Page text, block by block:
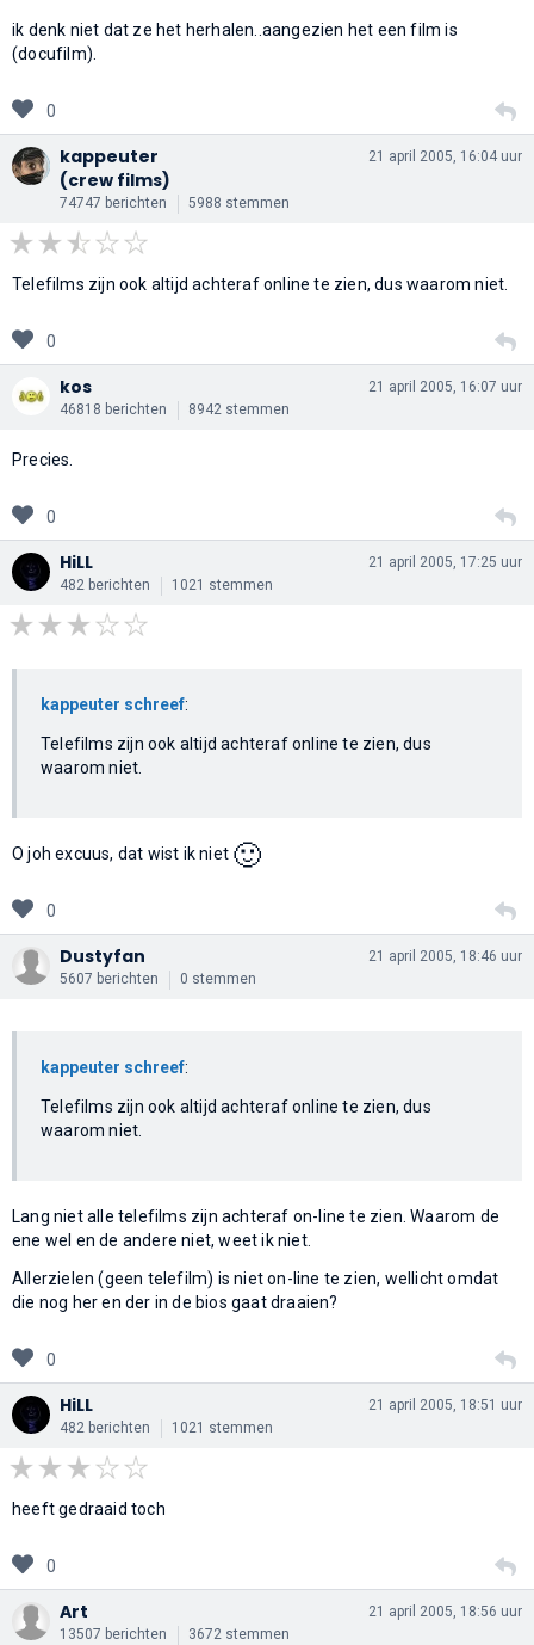
ik denk niet dat ze het herhalen..aangezien het een film is
(docufilm).
0
kappeuter
(crew films)
74747 berichten 5988 stemmen
21 april 2005, 16:04 uur
Telefilms zijn ook altijd achteraf online te zien, dus waarom niet.
0
kos
46818 berichten 8942 stemmen
21 april 2005, 16:07 uur
Precies.
0
HiLL
482 berichten 1021 stemmen
21 april 2005, 17:25 uur
kappeuter schreef:
Telefilms zijn ook altijd achteraf online te zien, dus
waarom niet.
O joh excuus, dat wist ik niet 🙂
0
Dustyfan
5607 berichten 0 stemmen
21 april 2005, 18:46 uur
kappeuter schreef:
Telefilms zijn ook altijd achteraf online te zien, dus
waarom niet.
Lang niet alle telefilms zijn achteraf on-line te zien. Waarom de
ene wel en de andere niet, weet ik niet.
Allerzielen (geen telefilm) is niet on-line te zien, wellicht omdat
die nog her en der in de bios gaat draaien?
0
HiLL
482 berichten 1021 stemmen
21 april 2005, 18:51 uur
heeft gedraaid toch
0
Art
13507 berichten 3672 stemmen
21 april 2005, 18:56 uur